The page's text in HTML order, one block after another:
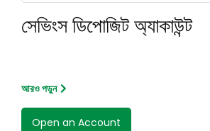
সেভিংস ডিপোজিট অ্যাকাউন্ট
আরও পড়ুন
Open an Account